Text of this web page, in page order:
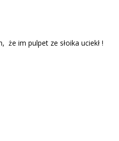
że im pulpet ze słoika uciekł !